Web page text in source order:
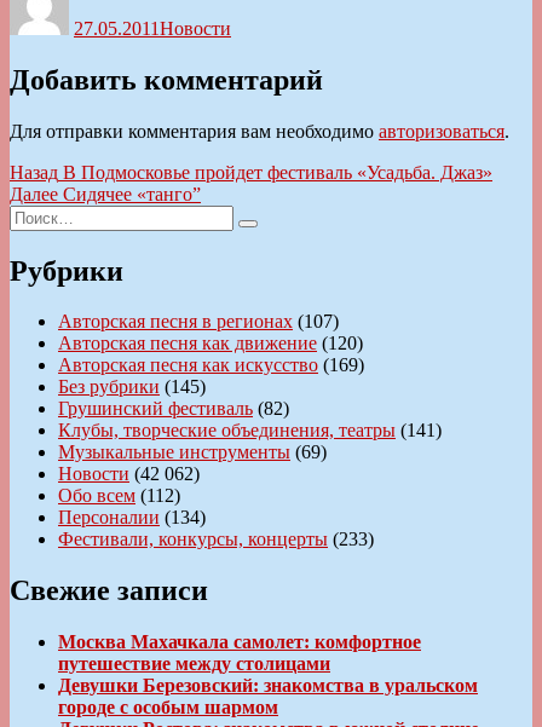
27.05.2011Новости
Добавить комментарий
Для отправки комментария вам необходимо авторизоваться.
Навигация
по
записям
Назад Предыдущая
запись:
В Подмосковье пройдет фестиваль «Усадьба. Джаз»
Далее Следующая
Сидячее «танго”
Искать:
Поиск
Рубрики
Авторская песня в регионах (107)
Авторская песня как движение (120)
Авторская песня как искусство (169)
Без рубрики (145)
Грушинский фестиваль (82)
Клубы, творческие объединения, театры (141)
Музыкальные инструменты (69)
Новости (42 062)
Обо всем (112)
Персоналии (134)
Фестивали, конкурсы, концерты (233)
Свежие записи
Москва Махачкала самолет: комфортное
путешествие между столицами
Девушки Березовский: знакомства в уральском
городе с особым шармом